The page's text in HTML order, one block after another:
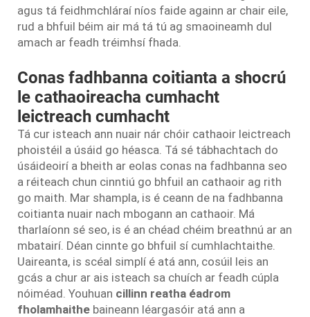
agus tá feidhmchláraí níos faide againn ar chair eile,
rud a bhfuil béim air má tá tú ag smaoineamh dul
amach ar feadh tréimhsí fhada.
Conas fadhbanna coitianta a shocrú
le cathaoireacha cumhacht
leictreach cumhacht
Tá cur isteach ann nuair nár chóir cathaoir leictreach
phoistéil a úsáid go héasca. Tá sé tábhachtach do
úsáideoirí a bheith ar eolas conas na fadhbanna seo
a réiteach chun cinntiú go bhfuil an cathaoir ag rith
go maith. Mar shampla, is é ceann de na fadhbanna
coitianta nuair nach mbogann an cathaoir. Má
tharlaíonn sé seo, is é an chéad chéim breathnú ar an
mbatairí. Déan cinnte go bhfuil sí cumhlachtaithe.
Uaireanta, is scéal simplí é atá ann, cosúil leis an
gcás a chur ar ais isteach sa chuích ar feadh cúpla
nóiméad. Youhuan cillinn reatha éadrom
fholamhaithe baineann léargasóir atá ann a